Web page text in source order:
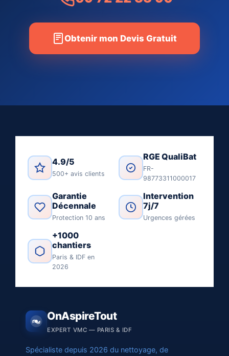
Obtenir mon Devis Gratuit
4.9/5
500+ avis clients
RGE QualiBat
FR-
98773311000017
Garantie
Décennale
Protection 10 ans
Intervention
7j/7
Urgences gérées
+1000
chantiers
Paris & IDF en
2026
OnAspireTout
EXPERT VMC — PARIS & IDF
Spécialiste depuis 2026 du nettoyage, de